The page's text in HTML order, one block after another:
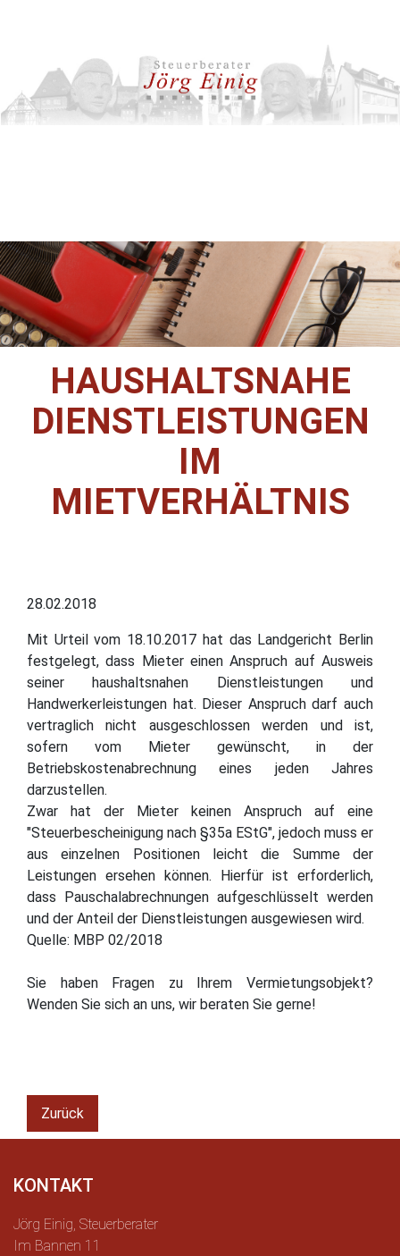
HAUSHALTSNAHE
DIENSTLEISTUNGEN
IM
MIETVERHÄLTNIS
28.02.2018
Mit Urteil vom 18.10.2017 hat das Landgericht Berlin
festgelegt, dass Mieter einen Anspruch auf Ausweis
seiner haushaltsnahen Dienstleistungen und
Handwerkerleistungen hat. Dieser Anspruch darf auch
vertraglich nicht ausgeschlossen werden und ist,
sofern vom Mieter gewünscht, in der
Betriebskostenabrechnung eines jeden Jahres
darzustellen.
Zwar hat der Mieter keinen Anspruch auf eine
"Steuerbescheinigung nach §35a EStG", jedoch muss er
aus einzelnen Positionen leicht die Summe der
Leistungen ersehen können. Hierfür ist erforderlich,
dass Pauschalabrechnungen aufgeschlüsselt werden
und der Anteil der Dienstleistungen ausgewiesen wird.
Quelle: MBP 02/2018
Sie haben Fragen zu Ihrem Vermietungsobjekt?
Wenden Sie sich an uns, wir beraten Sie gerne!
Zurück
KONTAKT
Jörg Einig, Steuerberater
Im Bannen 11